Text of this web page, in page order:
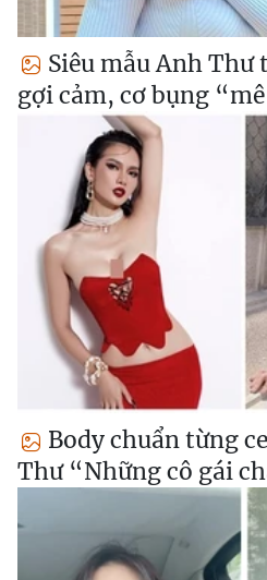
Siêu mẫu Anh Thư
gợi cảm, cơ bụng
Body chuẩn từng
Thư “Những cô gái